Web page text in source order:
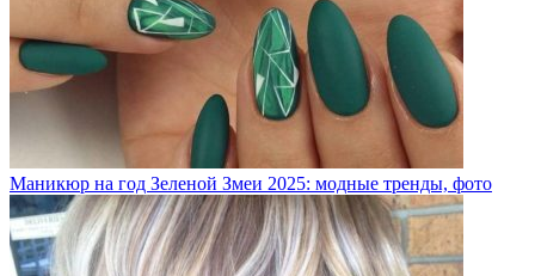
Маникюр на год Зеленой Змеи 2025: модные тренды, фото